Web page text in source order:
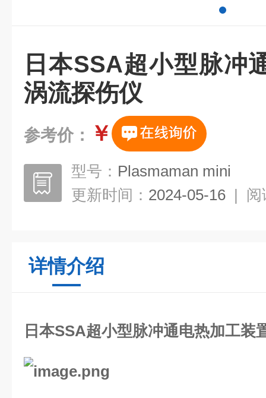
日本SSA超小型脉冲
涡流探伤仪
参考价： ￥
型号： Plasmaman mini
更新时间： 2024-05-16 | 阅
详情介绍
日本SSA超小型脉冲通电热加工装